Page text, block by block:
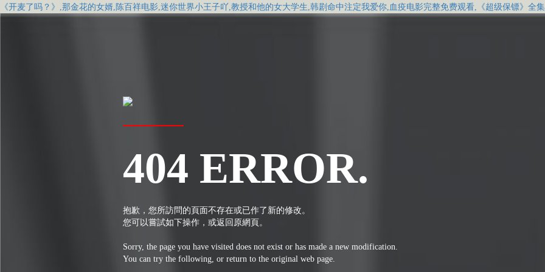
《开麦了吗？》,那金花的女婿,陈百祥电影,迷你世界小王子吖,教授和他的女大学生,韩剧命中注定我爱你,血疫电影完整免费观看,《超级保镖》全
404 ERROR.
抱歉，您所訪問的頁面不存在或已作了新的修改。
您可以嘗試如下操作，或返回原網頁。
Sorry, the page you have visited does not exist or has made a new modification.
You can try the following, or return to the original web page.